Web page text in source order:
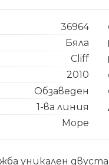
36964
Бяла
Cliff
2010
Обзаведен
1-ва линия
Море
уникален